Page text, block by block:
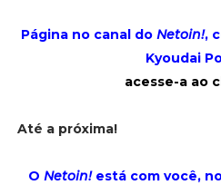
Página no canal doNetoin!,
Kyoudai
acesse-a ao
Até a próxima!
ONetoin!está com você,